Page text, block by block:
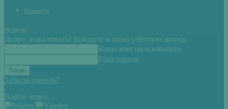
Контакты
Войти
Добро пожаловать! Войдите в свою учётную запись
Ваше имя пользователя
Ваш пароль
Забыли пароль?
Войти через: